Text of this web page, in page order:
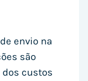
envio na
são
custos